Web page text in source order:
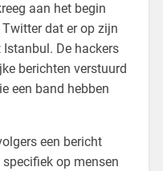
aan het begin
dat er op zijn
De hackers
berichten verstuurd
een band hebben
een bericht
op mensen